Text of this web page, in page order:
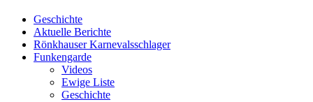
Geschichte
Aktuelle Berichte
Rönkhauser Karnevalsschlager
Funkengarde
Videos
Ewige Liste
Geschichte